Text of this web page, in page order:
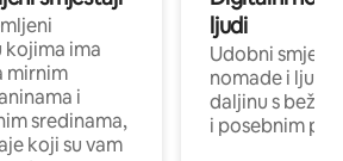
kojima ima
mirnim
i
sredinama,
koji su vam
ljudi
Udobni
nomade i ljude
daljinu s
i posebnim